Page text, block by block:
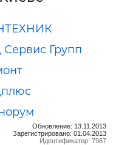
Сервис Групп
Обновление: 13.11.2013
Зарегистрировано: 01.04.2013
Идентификатор: 7967